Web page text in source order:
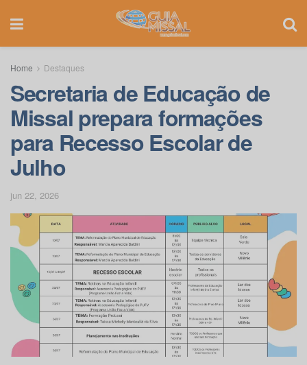
Home Destaques
Secretaria de Educação de
Missal prepara formações
para Recesso Escolar de
Julho
jun 22, 2026